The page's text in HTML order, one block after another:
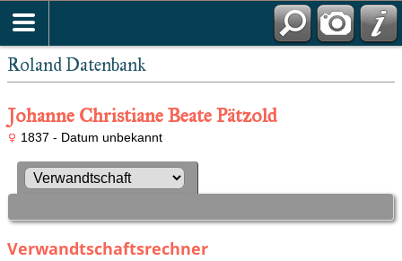
Roland Datenbank
Johanne Christiane Beate Pätzold
1837 - Datum unbekannt
Verwandtschaftsrechner